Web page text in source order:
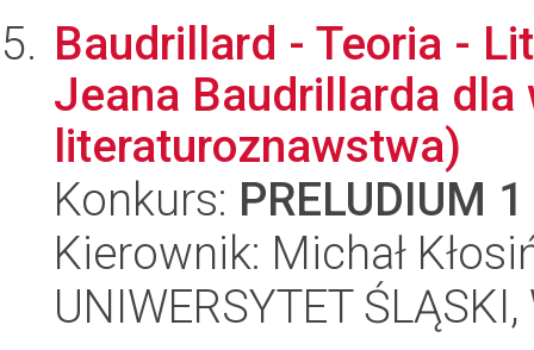
Baudrillard - Teoria -
Jeana Baudrillarda dla
literaturoznawstwa)
Konkurs: PRELUDIUM 1
Kierownik: Michał
UNIWERSYTET